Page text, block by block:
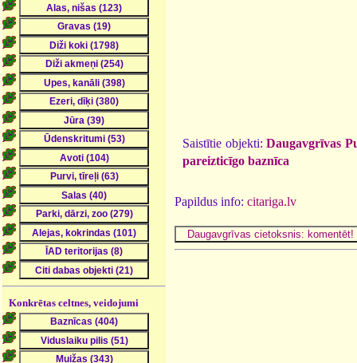
Konkrētas celtnes, veidojumi
Saistītie objekti:Daugavgrīvas
pareizticīgo baznīca
Papildus info: citariga.lv